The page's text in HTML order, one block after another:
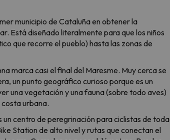
municipio de Cataluña en obtener la
Está diseñado literalmente para que los niños
que recorre el pueblo) hasta las zonas de
marca casi el final del Maresme. Muy cerca se
un punto geográfico curioso porque es un
una vegetación y una fauna (sobre todo aves)
urbana.
un centro de peregrinación para ciclistas de toda
Station de alto nivel y rutas que conectan el